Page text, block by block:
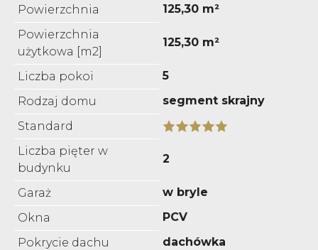
Powierzchnia
125,30 m²
Powierzchnia
użytkowa [m2]
125,30 m²
Liczba pokoi
5
Rodzaj domu
segment skrajny
Standard
Liczba pięter w
budynku
2
Garaż
w bryle
Okna
PCV
Pokrycie dachu
dachówka